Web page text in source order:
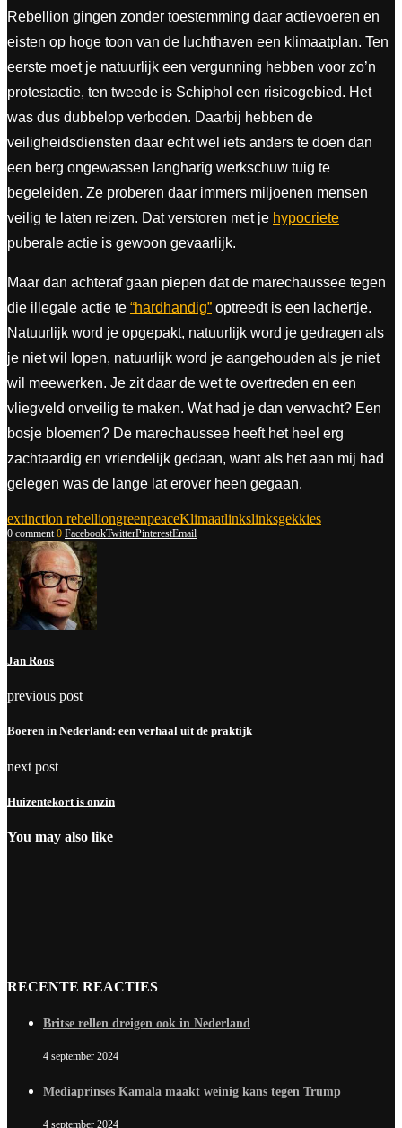
Rebellion gingen zonder toestemming daar actievoeren en
eisten op hoge toon van de luchthaven een klimaatplan. Ten
eerste moet je natuurlijk een vergunning hebben voor zo’n
protestactie, ten tweede is Schiphol een risicogebied. Het
was dus dubbelop verboden. Daarbij hebben de
veiligheidsdiensten daar echt wel iets anders te doen dan
een berg ongewassen langharig werkschuw tuig te
begeleiden. Ze proberen daar immers miljoenen mensen
veilig te laten reizen. Dat verstoren met je hypocriete
puberale actie is gewoon gevaarlijk.
Maar dan achteraf gaan piepen dat de marechaussee tegen
die illegale actie te “hardhandig” optreedt is een lachertje.
Natuurlijk word je opgepakt, natuurlijk word je gedragen als
je niet wil lopen, natuurlijk word je aangehouden als je niet
wil meewerken. Je zit daar de wet te overtreden en een
vliegveld onveilig te maken. Wat had je dan verwacht? Een
bosje bloemen? De marechaussee heeft het heel erg
zachtaardig en vriendelijk gedaan, want als het aan mij had
gelegen was de lange lat erover heen gegaan.
extinction rebelliongreenpeaceKlimaatlinkslinksgekkies
0 comment 0 FacebookTwitterPinterestEmail
Jan Roos
previous post
Boeren in Nederland: een verhaal uit de praktijk
next post
Huizentekort is onzin
You may also like
RECENTE REACTIES
Britse rellen dreigen ook in Nederland
4 september 2024
Mediaprinses Kamala maakt weinig kans tegen Trump
4 september 2024